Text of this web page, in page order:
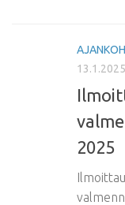
13.1.2025
2025